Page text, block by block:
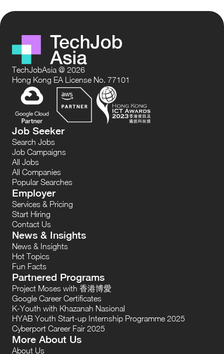
TechJobAsia @ 2026
Hong Kong EA License No. 77101
Job Seeker
Search Jobs
Job Campaigns
All Jobs
All Companies
Popular Searches
Employer
Services & Pricing
Start Hiring
Contact Us
News & Insights
News & Insights
Hot Topics
Fun Facts
Partnered Programs
Project Moses with 香港博愛
Google Career Certificates
K-Youth with Khazanah Nasional
HYAB Youth Start-up Internship Programme 2025
Cyberport Career Fair 2025
More About Us
About Us